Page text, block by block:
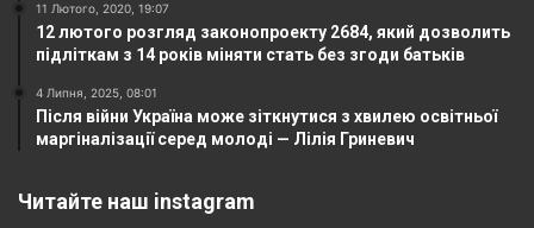
11 Лютого, 2020, 19:07
12 лютого розгляд законопроекту 2684, який дозволить
підліткам з 14 років міняти стать без згоди батьків
4 Липня, 2025, 08:01
Після війни Україна може зіткнутися з хвилею освітньої
маргіналізації серед молоді — Лілія Гриневич
Читайте наш instagram